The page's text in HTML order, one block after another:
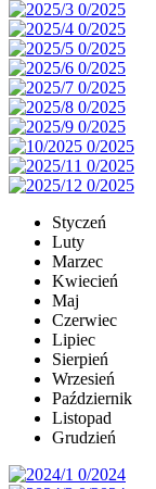
Styczeń
Luty
Marzec
Kwiecień
Maj
Czerwiec
Lipiec
Sierpień
Wrzesień
Październik
Listopad
Grudzień